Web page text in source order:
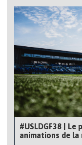
#USLDGF38 | Le
animations de la